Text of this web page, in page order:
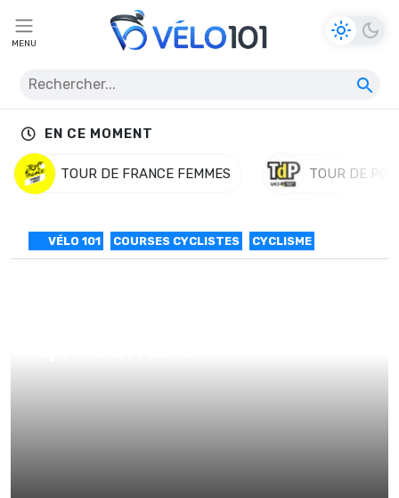
MENU
EN CE MOMENT
TOUR DE FRANCE FEMMES TOUR DE
VÉLO 101 COURSES CYCLISTES CYCLISME